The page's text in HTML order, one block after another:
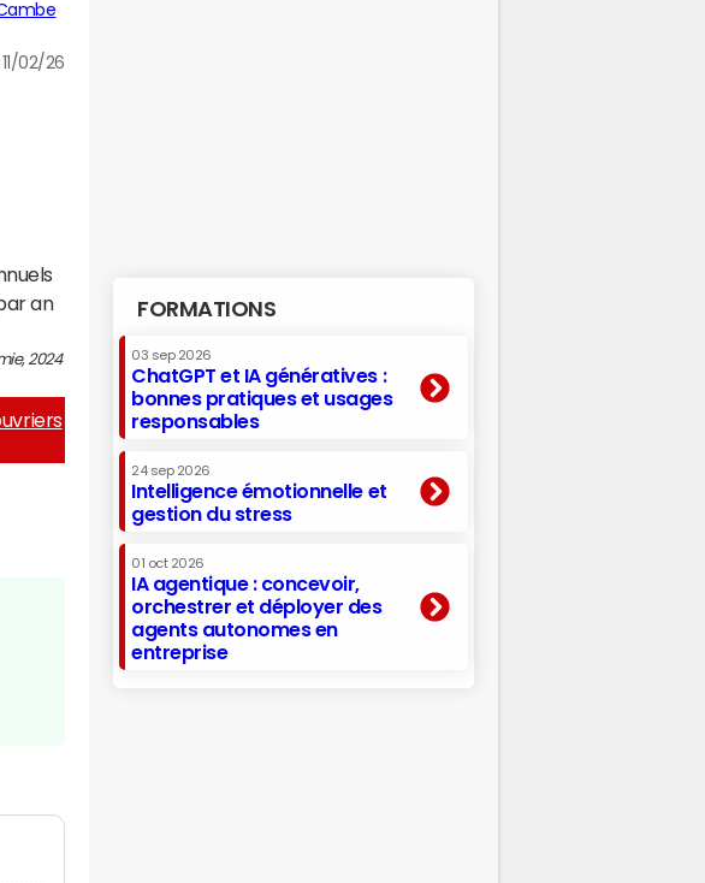
Cambe
02/26
an
2024
FORMATIONS
03 sep 2026
ChatGPT et IA génératives :
bonnes pratiques et usages
responsables
24 sep 2026
Intelligence émotionnelle et
gestion du stress
01 oct 2026
IA agentique : concevoir,
orchestrer et déployer des
agents autonomes en
entreprise